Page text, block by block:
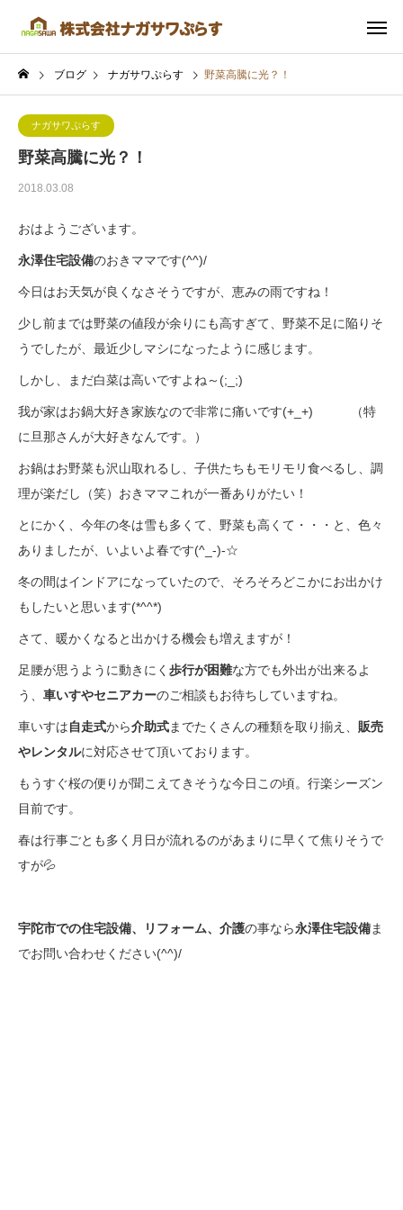
ブログ ナガサワぷらす 野菜高騰に光？！
ナガサワぷらす
野菜高騰に光？！
2018.03.08
おはようございます。
永澤住宅設備のおきママです(^^)/
今日はお天気が良くなさそうですが、恵みの雨ですね！
少し前までは野菜の値段が余りにも高すぎて、野菜不足に陥りそ
うでしたが、最近少しマシになったように感じます。
しかし、まだ白菜は高いですよね～(;_;)
我が家はお鍋大好き家族なので非常に痛いです(+_+) （特
に旦那さんが大好きなんです。）
お鍋はお野菜も沢山取れるし、子供たちもモリモリ食べるし、調
理が楽だし（笑）おきママこれが一番ありがたい！
とにかく、今年の冬は雪も多くて、野菜も高くて・・・と、色々
ありましたが、いよいよ春です(^_-)-☆
冬の間はインドアになっていたので、そろそろどこかにお出かけ
もしたいと思います(*^^*)
さて、暖かくなると出かける機会も増えますが！
足腰が思うように動きにく 歩行が困難な方でも外出が出来るよ
う、 車いすやセニアカーのご相談もお待ちしていますね。
車いすは自走式から介助式までたくさんの種類を取り揃え、
販売
やレンタルに対応させて頂いております。
もうすぐ桜の便りが聞こえてきそうな今日この頃。行楽シーズン
目前です。
春は行事ごとも多く月日が流れるのがあまりに早くて焦りそうで
すが💦
宇陀市での住宅設備、リフォーム、介護の事なら永澤住宅設備ま
でお問い合わせください(^^)/